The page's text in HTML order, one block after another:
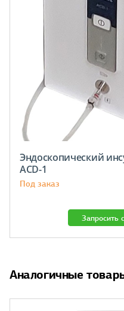
Эндоскопический
ACD-1
Под заказ
Запросить
Аналогичные